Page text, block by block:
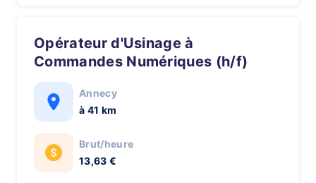
Opérateur d'Usinage à
Commandes Numériques (h/f)
Annecy
à 41 km
Brut/heure
13,63 €